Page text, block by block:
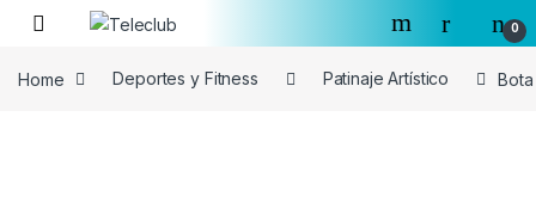
Skip to navigation
Skip to content
0
Home Deportes y Fitness Patinaje Artístico